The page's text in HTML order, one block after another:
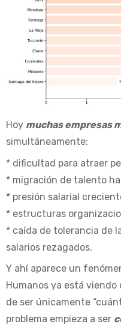
Hoy muchas empresas
simultáneamente:
* dificultad para atraer
* migración de talento
* presión salarial
* estructuras
* caída de tolerancia de
salarios rezagados.
Y ahí aparece un
Humanos ya está
de ser únicamente
problema empieza a ser